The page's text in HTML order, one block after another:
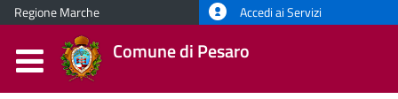
Regione Marche Accedi ai Servizi
Comune di Pesaro